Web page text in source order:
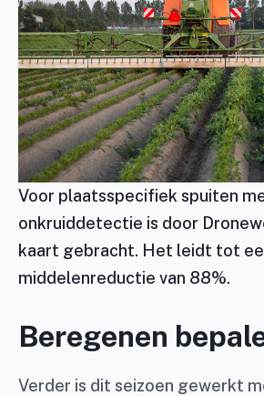
Voor plaatsspecifiek spuiten
onkruiddetectie is door
kaart gebracht. Het leidt tot
middelenreductie van 88%.
Beregenen
Verder is dit seizoen gewerkt